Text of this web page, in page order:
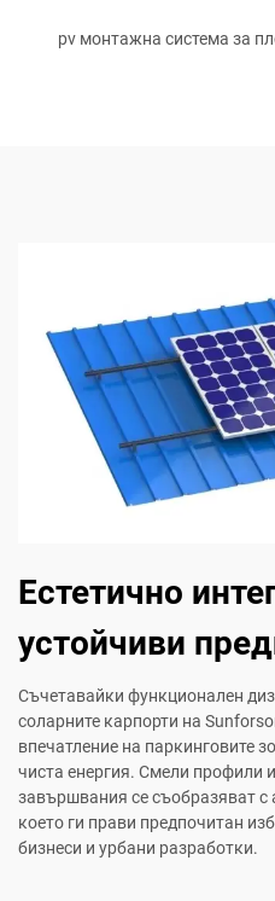
pv монтажна система за
Естетично
устойчиви
Съчетавайки функционален
соларните карпорти на
впечатление на паркинговите
чиста енергия. Смели профили
завършвания се съобразяват с
което ги прави предпочитан
бизнеси и урбани разработки.